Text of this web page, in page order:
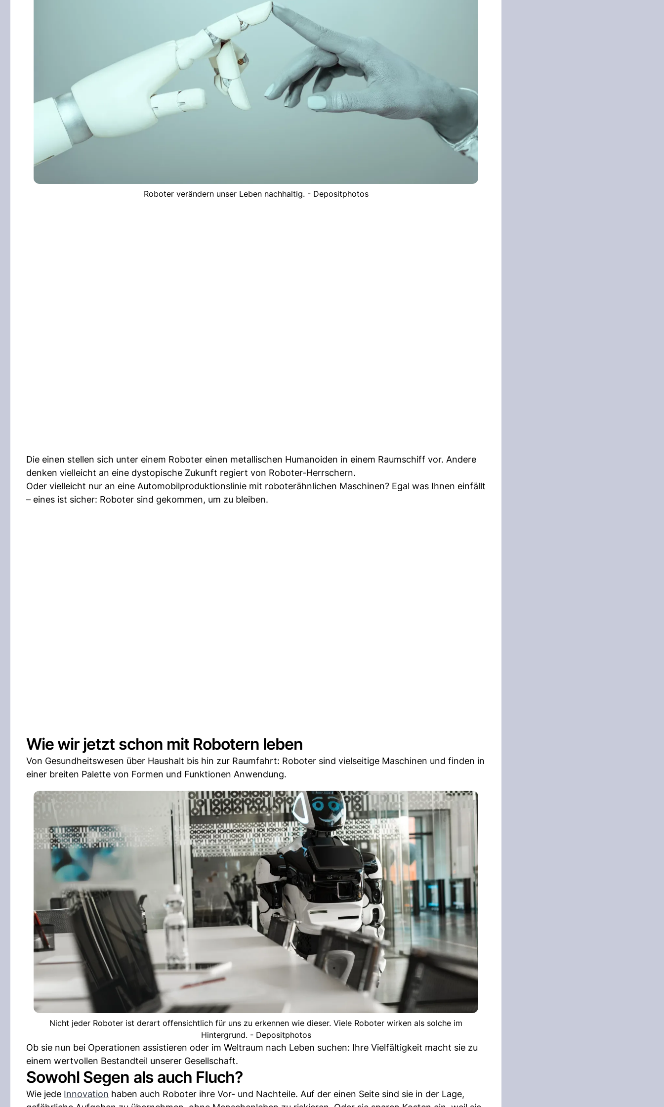
Roboter verändern unser Leben nachhaltig. - Depositphotos
Die einen stellen sich unter einem Roboter einen metallischen Humanoiden in einem Raumschiff vor. Andere
denken vielleicht an eine dystopische Zukunft regiert von Roboter-Herrschern.
Oder vielleicht nur an eine Automobilproduktionslinie mit roboterähnlichen Maschinen? Egal was Ihnen einfällt
– eines ist sicher: Roboter sind gekommen, um zu bleiben.
Wie wir jetzt schon mit Robotern leben
Von Gesundheitswesen über Haushalt bis hin zur Raumfahrt: Roboter sind vielseitige Maschinen und finden in
einer breiten Palette von Formen und Funktionen Anwendung.
Nicht jeder Roboter ist derart offensichtlich für uns zu erkennen wie dieser. Viele Roboter wirken als solche im
Hintergrund. - Depositphotos
Ob sie nun bei Operationen assistieren oder im Weltraum nach Leben suchen: Ihre Vielfältigkeit macht sie zu
einem wertvollen Bestandteil unserer Gesellschaft.
Sowohl Segen als auch Fluch?
Wie jede Innovation haben auch Roboter ihre Vor- und Nachteile. Auf der einen Seite sind sie in der Lage,